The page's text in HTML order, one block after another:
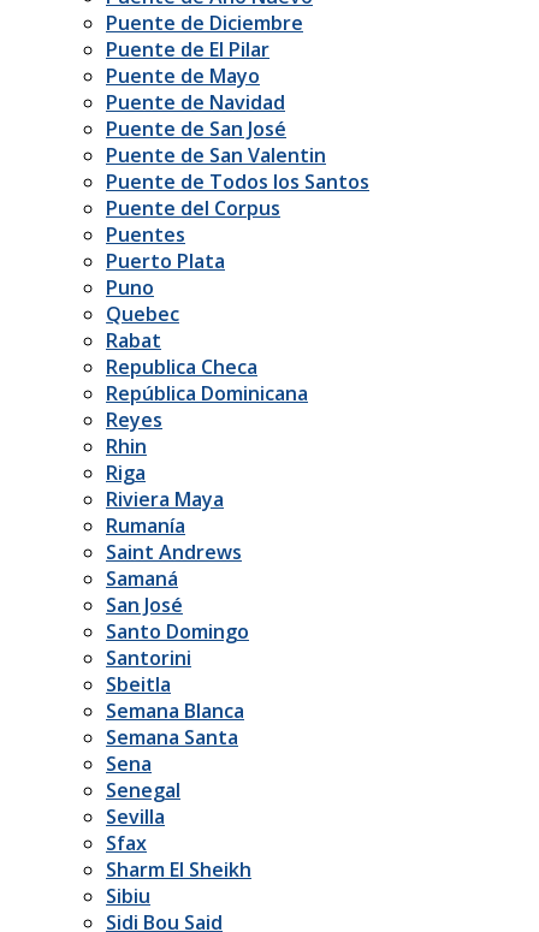
Puente de Diciembre
Puente de El Pilar
Puente de Mayo
Puente de Navidad
Puente de San José
Puente de San Valentin
Puente de Todos los Santos
Puente del Corpus
Puentes
Puerto Plata
Puno
Quebec
Rabat
Republica Checa
República Dominicana
Reyes
Rhin
Riga
Riviera Maya
Rumanía
Saint Andrews
Samaná
San José
Santo Domingo
Santorini
Sbeitla
Semana Blanca
Semana Santa
Sena
Senegal
Sevilla
Sfax
Sharm El Sheikh
Sibiu
Sidi Bou Said